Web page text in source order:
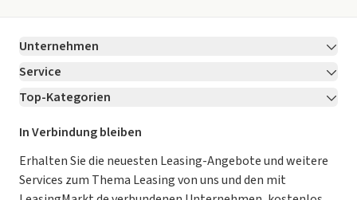
Unternehmen
Über LeasingMarkt.de
Karriere Jetzt bewerben!
Für Händler
Kooperation mit AutoScout24
AGB
Service
Kontakt
Ratgeber
Magazin
Datenschutz-Einstellungen
Top-Kategorien
Leasing Deals
Gebrauchtwagen Leasing
Leasing ohne Anzahlung
In Verbindung bleiben
Erhalten Sie die neuesten Leasing-Angebote und weitere
Services zum Thema Leasing von uns und den mit